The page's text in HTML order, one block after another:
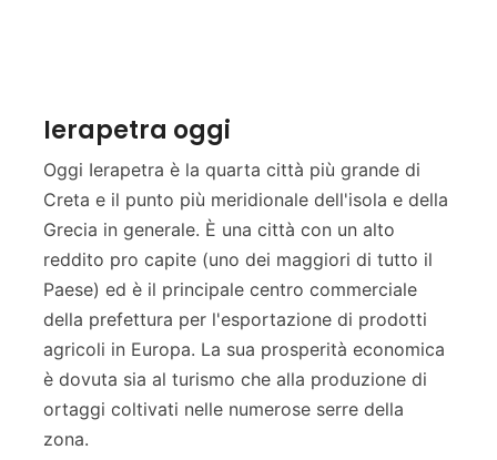
Ierapetra oggi
Oggi Ierapetra è la quarta città più grande di
Creta e il punto più meridionale dell'isola e della
Grecia in generale. È una città con un alto
reddito pro capite (uno dei maggiori di tutto il
Paese) ed è il principale centro commerciale
della prefettura per l'esportazione di prodotti
agricoli in Europa. La sua prosperità economica
è dovuta sia al turismo che alla produzione di
ortaggi coltivati nelle numerose serre della
zona.